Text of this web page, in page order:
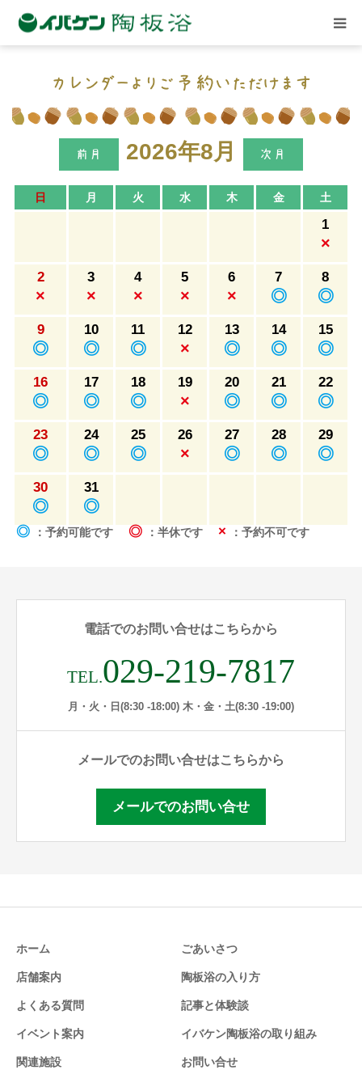
カレンダーよりご予約いただけます
2026年8月
日 月 火 水 木 金 土
1
×
2
×
3
×
4
×
5
×
6
×
7
◎
8
◎
9
◎
10
◎
11
◎
12
×
13
◎
14
◎
15
◎
16
◎
17
◎
18
◎
19
×
20
◎
21
◎
22
◎
23
◎
24
◎
25
◎
26
×
27
◎
28
◎
29
◎
30
◎
31
◎
◎ ：予約可能です ◎ ：半休です × ：予約不可です
電話でのお問い合せはこちらから
TEL.029-219-7817
月・火・日(8:30 -18:00) 木・金・土(8:30 -19:00)
メールでのお問い合せはこちらから
メールでのお問い合せ
ホーム ごあいさつ
店舗案内 陶板浴の入り方
よくある質問 記事と体験談
イベント案内 イバケン陶板浴の取り組み
関連施設 お問い合せ
店舗案内
関連施設
ご予約